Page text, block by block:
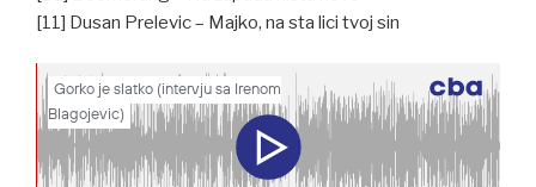
[11] Dusan Prelevic – Majko, na sta lici tvoj sin